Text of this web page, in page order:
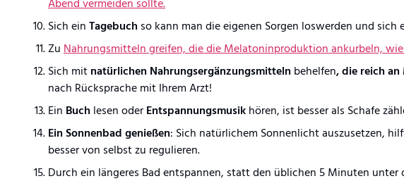
Abend vermeiden sollte.
Sich einTagebuch so kann man die eigenen Sorgen loswerden und sich
ZuNahrungsmitteln greifen, die die Melatoninproduktion ankurbeln,
Sich mitnatürlichen Nahrungsergänzungsmitteln behelfen, die reich
nach Rücksprache mit Ihrem Arzt!
Ein Buch lesen oderEntspannungsmusikhören, ist besser als Schafe
Ein Sonnenbad genießen: Sich natürlichem Sonnenlicht auszusetzen,
besser von selbst zu regulieren.
Durch ein längeres Bad entspannen, statt den üblichen 5 Minuten unter